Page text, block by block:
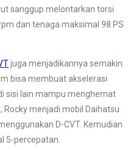
sanggup melontarkan torsi
dan tenaga maksimal 98 PS
juga menjadikannya semakin
bisa membuat akselerasi
sisi lain mampu menghemat
Rocky menjadi mobil Daihatsu
D-CVT. Kemudian
5-percepatan.